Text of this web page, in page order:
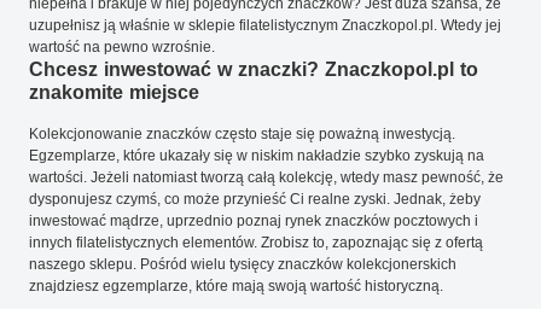
uzupełnisz ją właśnie w sklepie filatelistycznym Znaczkopol.pl. Wtedy jej
wartość na pewno wzrośnie.
Chcesz inwestować w znaczki? Znaczkopol.pl to
znakomite miejsce
Kolekcjonowanie znaczków często staje się poważną inwestycją.
Egzemplarze, które ukazały się w niskim nakładzie szybko zyskują na
wartości. Jeżeli natomiast tworzą całą kolekcję, wtedy masz pewność, że
dysponujesz czymś, co może przynieść Ci realne zyski. Jednak, żeby
inwestować mądrze, uprzednio poznaj rynek znaczków pocztowych i
innych filatelistycznych elementów. Zrobisz to, zapoznając się z ofertą
naszego sklepu. Pośród wielu tysięcy znaczków kolekcjonerskich
znajdziesz egzemplarze, które mają swoją wartość historyczną.